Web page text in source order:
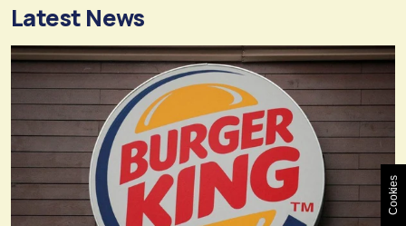
Latest News
Cookies